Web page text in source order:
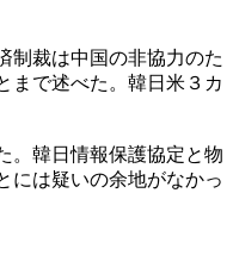
制裁は中国の非協力のた
まで述べた。韓日米３カ
。韓日情報保護協定と物
には疑いの余地がなかっ